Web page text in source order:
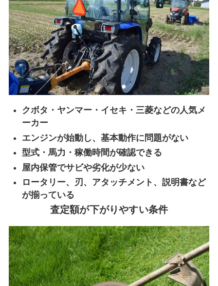
クボタ・ヤンマー・イセキ・三菱などの人気メ
ーカー
エンジンが始動し、基本動作に問題がない
型式・馬力・稼働時間が確認できる
屋内保管でサビや劣化が少ない
ロータリー、刃、アタッチメント、説明書など
が揃っている
査定額が下がりやすい条件